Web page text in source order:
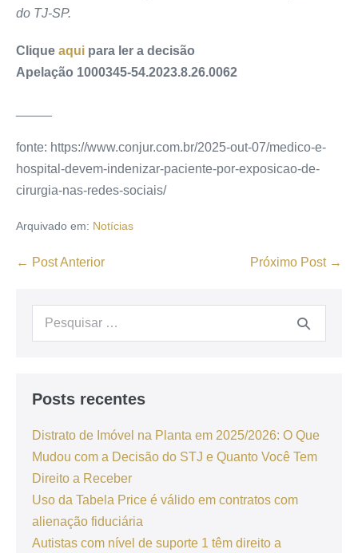
do TJ-SP.
Clique aqui para ler a decisão
Apelação 1000345-54.2023.8.26.0062
fonte: https://www.conjur.com.br/2025-out-07/medico-e-
hospital-devem-indenizar-paciente-por-exposicao-de-
cirurgia-nas-redes-sociais/
Arquivado em: Notícias
← Post Anterior Próximo Post →
Posts recentes
Distrato de Imóvel na Planta em 2025/2026: O Que
Mudou com a Decisão do STJ e Quanto Você Tem
Direito a Receber
Uso da Tabela Price é válido em contratos com
alienação fiduciária
Autistas com nível de suporte 1 têm direito a